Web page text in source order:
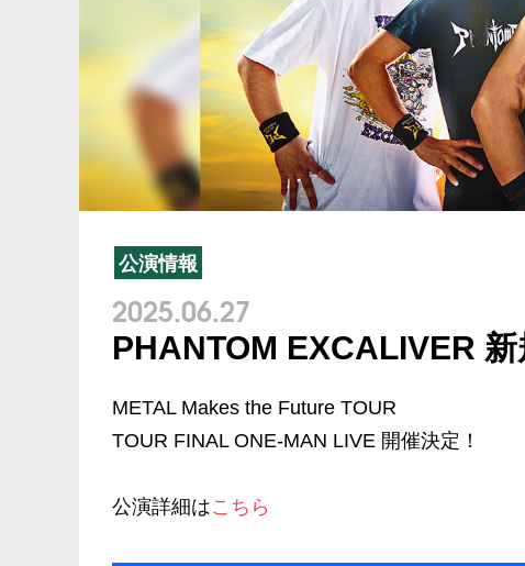
公演情報
2025.06.27
PHANTOM EXCALIVER 新
METAL Makes the Future TOUR
TOUR FINAL ONE-MAN LIVE 開催決定！
公演詳細はこちら